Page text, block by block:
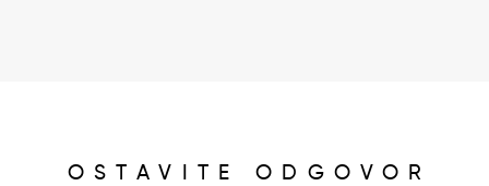
OSTAVITE ODGOVOR